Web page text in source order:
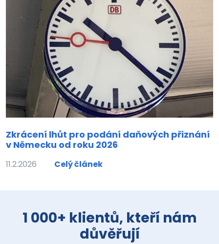
Zkrácení lhůt pro podání daňových přiznání
v Německu od roku 2026
11.2.2026 Celý článek
1 000+ klientů, kteří nám
důvěřují